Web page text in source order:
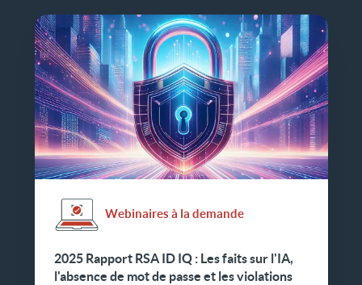
Webinaires à la demande
2025 Rapport RSA ID IQ : Les faits sur l'IA,
l'absence de mot de passe et les violations